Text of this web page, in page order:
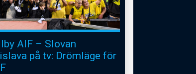
AIF – Slovan
på tv: Drömläge för